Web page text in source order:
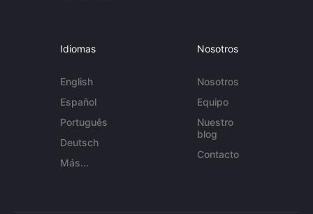
Idiomas
English
Español
Português
Deutsch
Más...
Nosotros
Nosotros
Equipo
Nuestro
blog
Contacto